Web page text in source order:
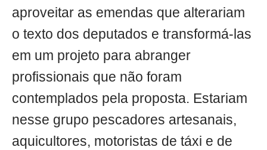
aproveitar as emendas que alterariam
o texto dos deputados e transformá-las
em um projeto para abranger
profissionais que não foram
contemplados pela proposta. Estariam
nesse grupo pescadores artesanais,
aquicultores, motoristas de táxi e de